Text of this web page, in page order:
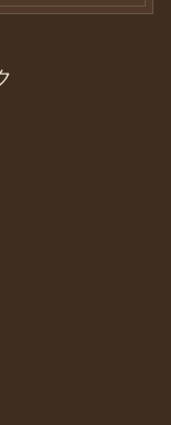
分に酔いしれている
時間...